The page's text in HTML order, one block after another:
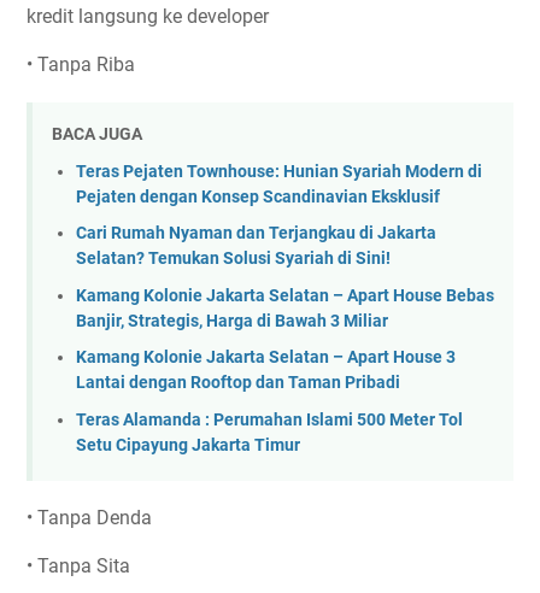
kredit langsung ke developer
• Tanpa Riba
BACA JUGA
Teras Pejaten Townhouse: Hunian Syariah Modern di
Pejaten dengan Konsep Scandinavian Eksklusif
Cari Rumah Nyaman dan Terjangkau di Jakarta
Selatan? Temukan Solusi Syariah di Sini!
Kamang Kolonie Jakarta Selatan – Apart House Bebas
Banjir, Strategis, Harga di Bawah 3 Miliar
Kamang Kolonie Jakarta Selatan – Apart House 3
Lantai dengan Rooftop dan Taman Pribadi
Teras Alamanda : Perumahan Islami 500 Meter Tol
Setu Cipayung Jakarta Timur
• Tanpa Denda
• Tanpa Sita